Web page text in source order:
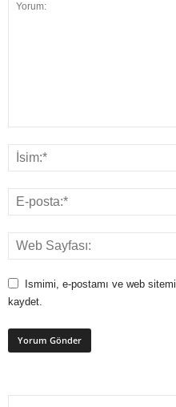
Ismimi, e-postamı ve web
kaydet.